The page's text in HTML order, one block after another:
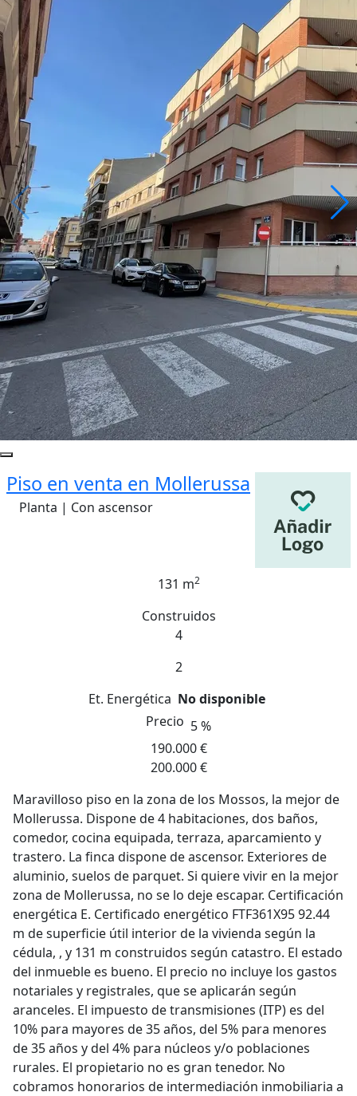
Piso en venta en Mollerussa
Planta | Con ascensor
131 m2
Construidos
4
2
Et. Energética No disponible
Precio 5 %
190.000 €
200.000 €
Maravilloso piso en la zona de los Mossos, la mejor de
Mollerussa. Dispone de 4 habitaciones, dos baños,
comedor, cocina equipada, terraza, aparcamiento y
trastero. La finca dispone de ascensor. Exteriores de
aluminio, suelos de parquet. Si quiere vivir en la mejor
zona de Mollerussa, no se lo deje escapar. Certificación
energética E. Certificado energético FTF361X95 92.44
m de superficie útil interior de la vivienda según la
cédula, , y 131 m construidos según catastro. El estado
del inmueble es bueno. El precio no incluye los gastos
notariales y registrales, que se aplicarán según
aranceles. El impuesto de transmisiones (ITP) es del
10% para mayores de 35 años, del 5% para menores
de 35 años y del 4% para núcleos y/o poblaciones
rurales. El propietario no es gran tenedor. No
cobramos honorarios de intermediación inmobiliaria a